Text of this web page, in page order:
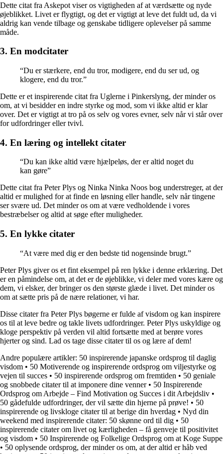
Dette citat fra Askepot viser os vigtigheden af at værdsætte og nyde
øjeblikket. Livet er flygtigt, og det er vigtigt at leve det fuldt ud, da vi
aldrig kan vende tilbage og genskabe tidligere oplevelser på samme
måde.
3. En modcitater
“Du er stærkere, end du tror, ​​modigere, end du ser ud, og
klogere, end du tror.”
Dette er et inspirerende citat fra Uglerne i Pinkerslyng, der minder os
om, at vi besidder en indre styrke og mod, som vi ikke altid er klar
over. Det er vigtigt at tro på os selv og vores evner, selv når vi står over
for udfordringer eller tvivl.
4. En læring og intellekt citater
“Du kan ikke altid være hjælpeløs, der er altid noget du
kan gøre”
Dette citat fra Peter Plys og Ninka Ninka Noos bog understreger, at der
altid er mulighed for at finde en løsning eller handle, selv når tingene
ser svære ud. Det minder os om at være vedholdende i vores
bestræbelser og altid at søge efter muligheder.
5. En lykke citater
“At være med dig er den bedste tid nogensinde brugt.”
Peter Plys giver os et fint eksempel på ren lykke i denne erklæring. Det
er en påmindelse om, at det er de øjeblikke, vi deler med vores kære og
dem, vi elsker, der bringer os den største glæde i livet. Det minder os
om at sætte pris på de nære relationer, vi har.
Disse citater fra Peter Plys bøgerne er fulde af visdom og kan inspirere
os til at leve bedre og takle livets udfordringer. Peter Plys uskyldige og
kloge perspektiv på verden vil altid fortsætte med at berøre vores
hjerter og sind. Lad os tage disse citater til os og lære af dem!
Andre populære artikler: 50 inspirerende japanske ordsprog til daglig
visdom • 50 Motiverende og inspirerende ordsprog om viljestyrke og
vejen til succes • 50 inspirerende ordsprog om fremtiden • 50 geniale
og snobbede citater til at imponere dine venner• 50 Inspirerende
Ordsprog om Arbejde – Find Motivation og Succes i dit Arbejdsliv •
50 gådefulde udfordringer, der vil sætte din hjerne på prøve! • 50
inspirerende og livskloge citater til at berige din hverdag • Nyd din
weekend med inspirerende citater: 50 skønne ord til dig • 50
inspirerende citater om livet og kærligheden – få genveje til positivitet
og visdom • 50 Inspirerende og Folkelige Ordsprog om at Koge Suppe
• 50 oplysende ordsprog, der minder os om, at der altid er håb ved